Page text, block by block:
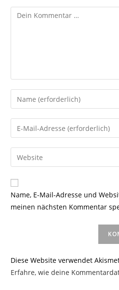
Kommentar
Gib
deinen
Namen
oder
zum
Kommentieren
ein
Gib
deine
E-
Mail-
zum
Kommentieren
ein
Gib
deine
Website-
URL
Name, E-Mail-Adresse und
meinen nächsten Kommentar
Diese Website verwendet
Erfahre, wie deine